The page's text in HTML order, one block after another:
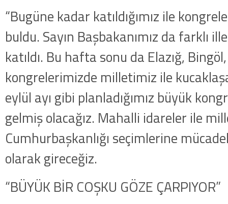
“Bugüne kadar katıldığımız ile
buldu. Sayın Başbakanımız da farklı
katıldı. Bu hafta sonu da Elazığ,
kongrelerimizde milletimiz ile
eylül ayı gibi planladığımız büyük
gelmiş olacağız. Mahalli idareler ile
Cumhurbaşkanlığı seçimlerine
olarak gireceğiz.
“BÜYÜK BİR COŞKU GÖZE ÇARPIYOR”